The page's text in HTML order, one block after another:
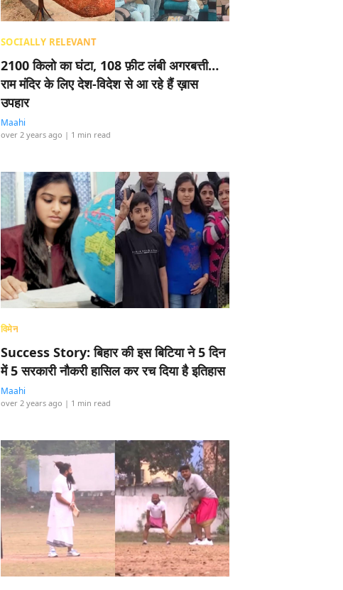
SOCIALLY RELEVANT
2100 किलो का घंटा, 108 फ़ीट लंबी अगरबत्ती…
राम मंदिर के लिए देश-विदेश से आ रहे हैं ख़ास
उपहार
Maahi
over 2 years ago | 1 min read
विमेन
Success Story: बिहार की इस बिटिया ने 5 दिन
में 5 सरकारी नौकरी हासिल कर रच दिया है इतिहास
Maahi
over 2 years ago | 1 min read